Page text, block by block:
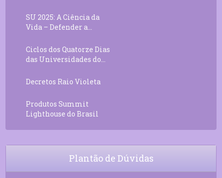
SU 2025: A Ciência da
Vida – Defender a...
Ciclos dos Quatorze Dias
das Universidades do...
Decretos Raio Violeta
Produtos Summit
Lighthouse do Brasil
Plantão de Dúvidas